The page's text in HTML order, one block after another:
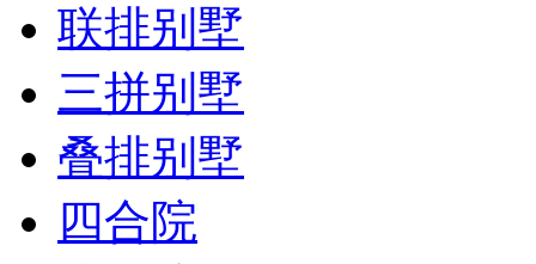
联排别墅
三拼别墅
叠排别墅
四合院